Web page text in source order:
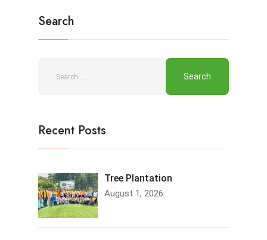
Search
Recent Posts
Tree Plantation
August 1, 2026